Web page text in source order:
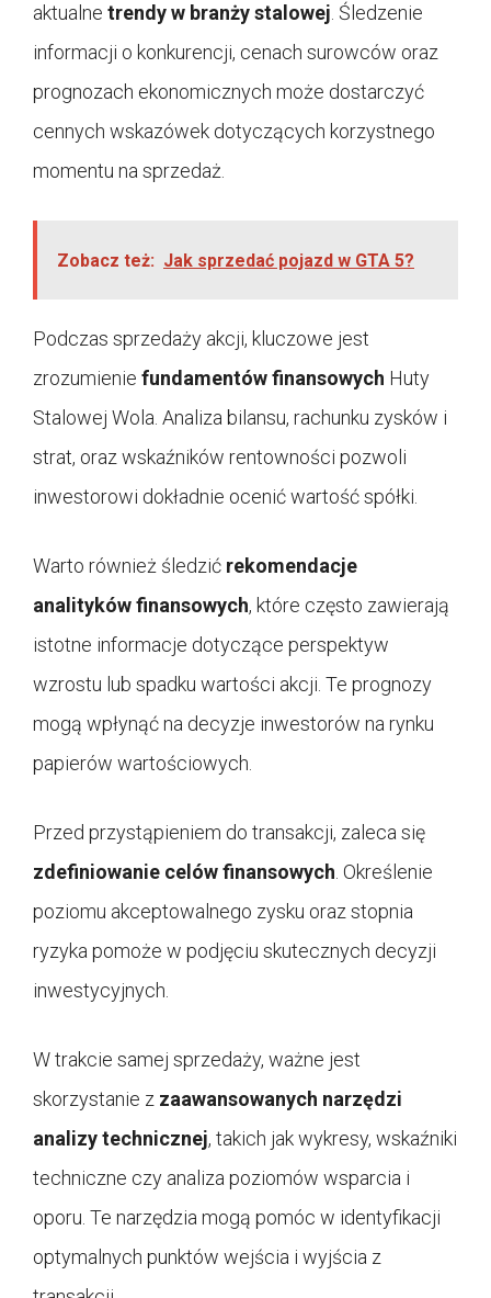
aktualne trendy w branży stalowej . Śledzenie
informacji o konkurencji, cenach surowców oraz
prognozach ekonomicznych może dostarczyć
cennych wskazówek dotyczących korzystnego
momentu na sprzedaż.
Zobacz też: Jak sprzedać pojazd w GTA 5?
Podczas sprzedaży akcji, kluczowe jest
zrozumienie fundamentów finansowych Huty
Stalowej Wola. Analiza bilansu, rachunku zysków i
strat, oraz wskaźników rentowności pozwoli
inwestorowi dokładnie ocenić wartość spółki.
Warto również śledzić rekomendacje
analityków finansowych, które często zawierają
istotne informacje dotyczące perspektyw
wzrostu lub spadku wartości akcji. Te prognozy
mogą wpłynąć na decyzje inwestorów na rynku
papierów wartościowych.
Przed przystąpieniem do transakcji, zaleca się
zdefiniowanie celów finansowych . Określenie
poziomu akceptowalnego zysku oraz stopnia
ryzyka pomoże w podjęciu skutecznych decyzji
inwestycyjnych.
W trakcie samej sprzedaży, ważne jest
skorzystanie z zaawansowanych narzędzi
analizy technicznej, takich jak wykresy, wskaźniki
techniczne czy analiza poziomów wsparcia i
oporu. Te narzędzia mogą pomóc w identyfikacji
optymalnych punktów wejścia i wyjścia z